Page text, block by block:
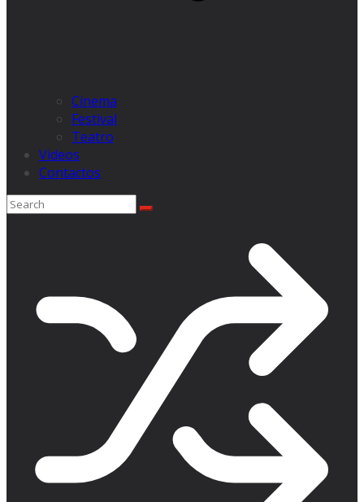
Cinema
Festival
Teatro
Videos
Contactos